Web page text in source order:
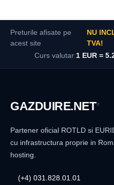
Preturile afisate pe
acest site
NU
TVA!
Curs valutar:1 EUR =
GAZDUIRE.NET®
Partener oficial ROTLD si
cu infrastructura proprie in
hosting.
(+4) 031.828.01.01